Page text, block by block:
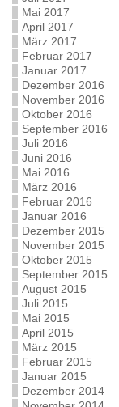
Mai 2017
April 2017
März 2017
Februar 2017
Januar 2017
Dezember 2016
November 2016
Oktober 2016
September 2016
Juli 2016
Juni 2016
Mai 2016
März 2016
Februar 2016
Januar 2016
Dezember 2015
November 2015
Oktober 2015
September 2015
August 2015
Juli 2015
Mai 2015
April 2015
März 2015
Februar 2015
Januar 2015
Dezember 2014